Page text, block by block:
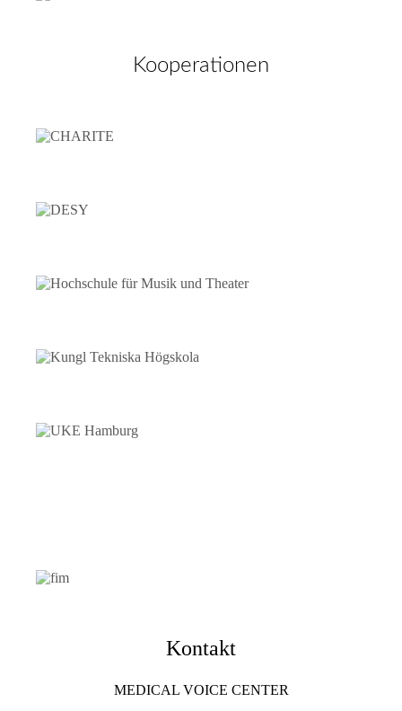
Kooperationen
Kontakt
MEDICAL VOICE CENTER